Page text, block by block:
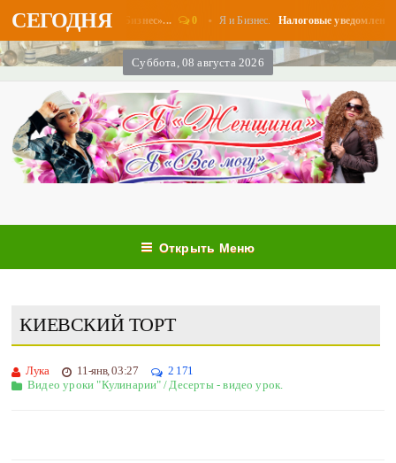
СЕГОДНЯ
в августе - «Бизнес»... 0 Я и Бизнес. Налоговые уведомления и
Суббота, 08 августа 2026
Открыть Меню
КИЕВСКИЙ ТОРТ
Лука 11-янв, 03:27
2 171
Видео уроки "Кулинарии" /Десерты - видео урок.